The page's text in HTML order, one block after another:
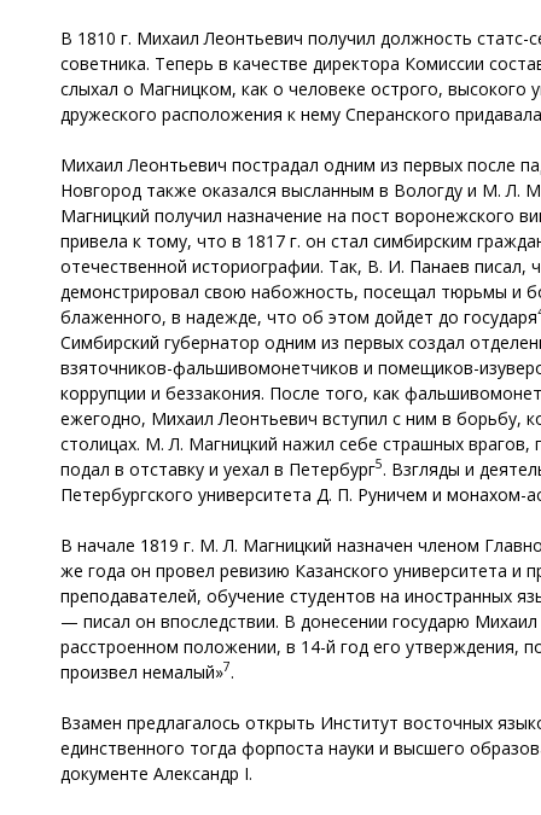
В 1810 г. Михаил Леонтьевич получил должность статс-
советника. Теперь в качестве директора Комиссии
слыхал о Магницком, как о человеке острого,
дружеского расположения к нему Сперанского
Михаил Леонтьевич пострадал одним из первых после
Новгород также оказался высланным в Вологду и М. Л.
Магницкий получил назначение на пост воронежского
привела к тому, что в 1817 г. он стал симбирским
отечественной историографии. Так, В. И. Панаев писал,
демонстрировал свою набожность, посещал тюрьмы и
блаженного, в надежде, что об этом дойдет до государя
Симбирский губернатор одним из первых создал
взяточников-фальшивомонетчиков и помещиков-
коррупции и беззакония. После того, как
ежегодно, Михаил Леонтьевич вступил с ним в борьбу,
столицах. М. Л. Магницкий нажил себе страшных
подал в отставку и уехал в Петербург5. Взгляды и
Петербургского университета Д. П. Руничем и
В начале 1819 г. М. Л. Магницкий назначен членом
же года он провел ревизию Казанского университета и
преподавателей, обучение студентов на иностранных
— писал он впоследствии. В донесении государю
расстроенном положении, в 14-й год его утверждения,
произвел немалый»7.
Взамен предлагалось открыть Институт восточных
единственного тогда форпоста науки и высшего
документе Александр I.